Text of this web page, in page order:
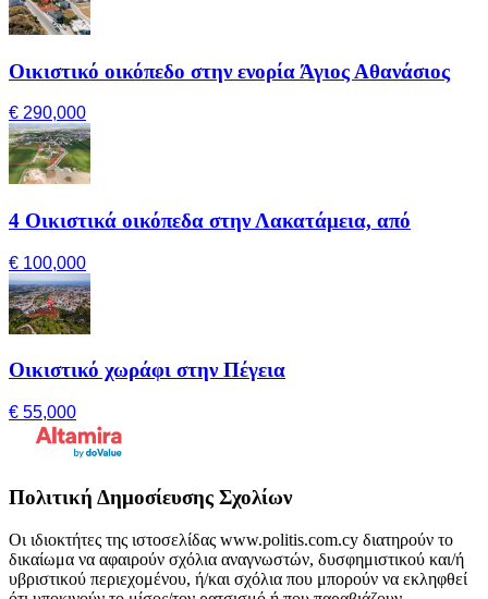
Οικιστικό οικόπεδο στην ενορία Άγιος Αθανάσιος
€ 290,000
4 Οικιστικά οικόπεδα στην Λακατάμεια, από
€ 100,000
Οικιστικό χωράφι στην Πέγεια
€ 55,000
Πολιτική Δημοσίευσης Σχολίων
Οι ιδιοκτήτες της ιστοσελίδας www.politis.com.cy διατηρούν το
δικαίωμα να αφαιρούν σχόλια αναγνωστών, δυσφημιστικού και/ή
υβριστικού περιεχομένου, ή/και σχόλια που μπορούν να εκληφθεί